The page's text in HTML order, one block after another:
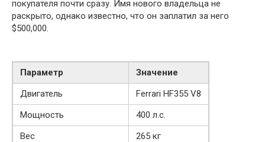
покупателя почти сразу. Имя нового владельца не
раскрыто, однако известно, что он заплатил за него
$500,000.
Параметр
Значение
Двигатель
Ferrari HF355 V8
Мощность
400 л.с.
Вес
265 кг